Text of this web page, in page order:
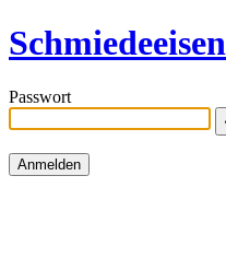
Passwort